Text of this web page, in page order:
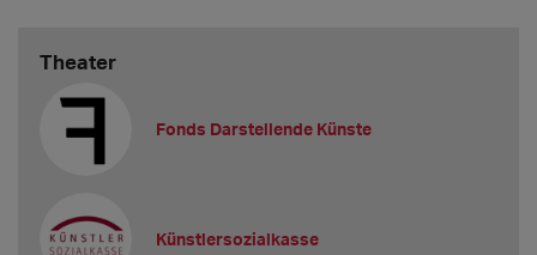
Theater
Fonds Darstellende Künste
Künstlersozialkasse